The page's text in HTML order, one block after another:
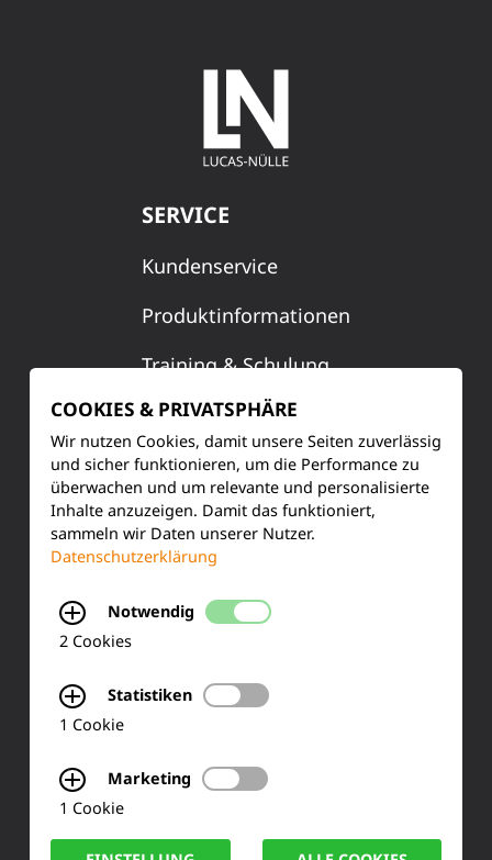
SERVICE
Kundenservice
Produktinformationen
Training & Schulung
Ihre Meinung
FAQ
KONTAKT
Siemensstraße 2
Tel.: +49 (0) 2273-567 0
COOKIES & PRIVATSPHÄRE
Wir nutzen Cookies, damit unsere Seiten zuverlässig
und sicher funktionieren, um die Performance zu
überwachen und um relevante und personalisierte
Inhalte anzuzeigen. Damit das funktioniert,
sammeln wir Daten unserer Nutzer.
Datenschutzerklärung
Notwendig
2 Cookies
Statistiken
1 Cookie
Marketing
1 Cookie